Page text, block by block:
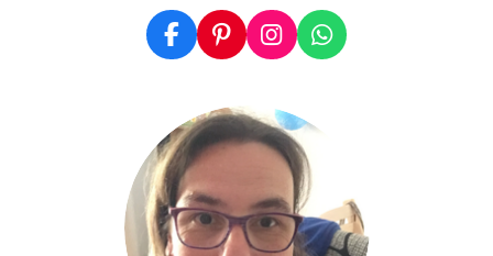
F
a
b
o
o
k
P
i
t
e
r
s
t
I
n
t
a
g
a
m
W
h